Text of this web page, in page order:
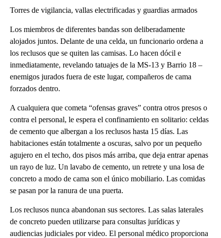
Torres de vigilancia, vallas electrificadas y guardias armados
Los miembros de diferentes bandas son deliberadamente
alojados juntos. Delante de una celda, un funcionario ordena a
los reclusos que se quiten las camisas. Lo hacen dócil e
inmediatamente, revelando tatuajes de la MS-13 y Barrio 18 –
enemigos jurados fuera de este lugar, compañeros de cama
forzados dentro.
A cualquiera que cometa “ofensas graves” contra otros presos o
contra el personal, le espera el confinamiento en solitario: celdas
de cemento que albergan a los reclusos hasta 15 días. Las
habitaciones están totalmente a oscuras, salvo por un pequeño
agujero en el techo, dos pisos más arriba, que deja entrar apenas
un rayo de luz. Un lavabo de cemento, un retrete y una losa de
concreto a modo de cama son el único mobiliario. Las comidas
se pasan por la ranura de una puerta.
Los reclusos nunca abandonan sus sectores. Las salas laterales
de concreto pueden utilizarse para consultas jurídicas y
audiencias judiciales por video. El personal médico proporciona